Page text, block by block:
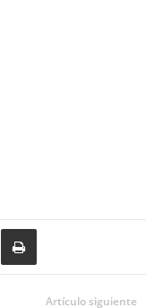
Artículo siguiente